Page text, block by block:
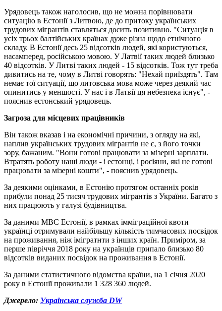
Урядовець також наголосив, що не можна порівнювати
ситуацію в Естонії з Литвою, де до притоку українських
трудових мігрантів ставляться досить позитивно. "Ситуація в
усіх трьох балтійських країнах дуже різна щодо етнічного
складу. В Естонії десь 25 відсотків людей, які користуються,
насамперед, російською мовою. У Латвії таких людей близько
40 відсотків. У Литві таких людей - 15 відсотків. Тож тут треба
дивитись на те, чому в Литві говорять: "Нехай приїздять". Там
немає тої ситуації, що литовська мова може через деякий час
опинитись у меншості. У нас і в Латвії ця небезпека існує", -
пояснив естонський урядовець.
Загроза для місцевих працівників
Він також вказав і на економічні причини, з огляду на які,
наплив українських трудових мігрантів не є, з його точки
зору, бажаним. "Вони готові працювати за мізерні зарплати.
Втратять роботу наші люди - і естонці, і росіяни, які не готові
працювати за мізерні кошти", - пояснив урядовець.
За деякими оцінками, в Естонію протягом останніх років
прибули понад 25 тисяч трудових мігрантів з України. Багато з
них працюють у галузі будівництва.
За даними МВС Естонії, в рамках імміграційної квоти
українці отримували найбільшу кількість тимчасових посвідок
на проживання, ніж імігратнти з інших країн. Приміром, за
перше півріччя 2018 року на українців припало близько 80
відсотків виданих посвідок на проживання в Естонії.
За даними статистичного відомства країни, на 1 січня 2020
року в Естонії проживали 1 328 360 людей.
Джерело: Українська служба DW